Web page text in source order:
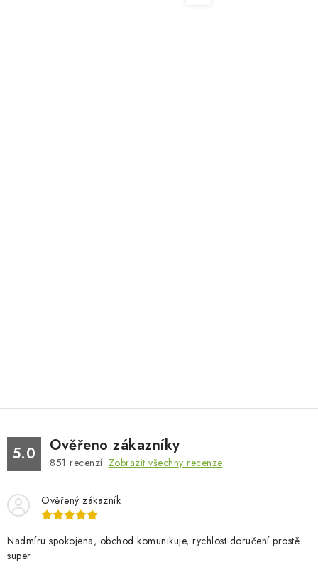
5.0 Ověřeno zákazníky
851 recenzí. Zobrazit všechny recenze
Ověřený zákazník
Nadmíru spokojena, obchod komunikuje, rychlost doručení prostě
super